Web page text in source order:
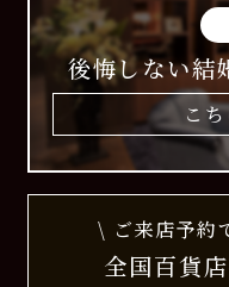
後悔しない結
こ
\ ご来店予約
全国百貨